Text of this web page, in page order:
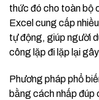
thức đó cho toàn bộ
Excel cung cấp
tự động, giúp người
công lặp đi lặp lại
Phương pháp phổ
bằng cách nhấp